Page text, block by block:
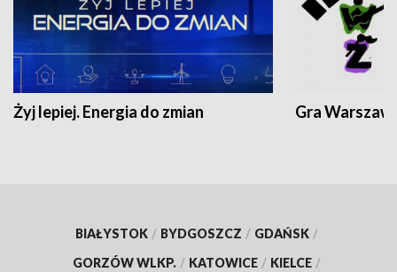
Żyj lepiej. Energia do zmian Gra
BIAŁYSTOK / BYDGOSZCZ / GDAŃSK /
GORZÓW WLKP. / KATOWICE / KIELCE /